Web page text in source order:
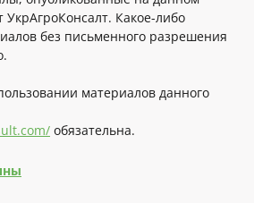
УкрАгроКонсалт. Какое-либо
без письменного разрешения
материалов данного
обязательна.